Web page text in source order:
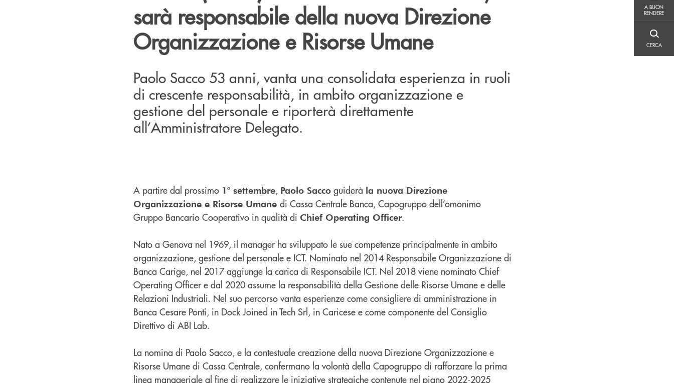
A BUON
RENDERE
CERCA
sarà responsabile della nuova Direzione
Organizzazione e Risorse Umane
Paolo Sacco 53 anni, vanta una consolidata esperienza in ruoli
di crescente responsabilità, in ambito organizzazione e
gestione del personale e riporterà direttamente
all’Amministratore Delegato.
A partire dal prossimo 1° settembre, Paolo Sacco guiderà la nuova Direzione
Organizzazione e Risorse Umane di Cassa Centrale Banca, Capogruppo dell’omonimo
Gruppo Bancario Cooperativo in qualità di Chief Operating Officer.
Nato a Genova nel 1969, il manager ha sviluppato le sue competenze principalmente in ambito
organizzazione, gestione del personale e ICT. Nominato nel 2014 Responsabile Organizzazione di
Banca Carige, nel 2017 aggiunge la carica di Responsabile ICT. Nel 2018 viene nominato Chief
Operating Officer e dal 2020 assume la responsabilità della Gestione delle Risorse Umane e delle
Relazioni Industriali. Nel suo percorso vanta esperienze come consigliere di amministrazione in
Banca Cesare Ponti, in Dock Joined in Tech Srl, in Caricese e come componente del Consiglio
Direttivo di ABI Lab.
La nomina di Paolo Sacco, e la contestuale creazione della nuova Direzione Organizzazione e
Risorse Umane di Cassa Centrale, confermano la volontà della Capogruppo di rafforzare la prima
linea manageriale al fine di realizzare le iniziative strategiche contenute nel piano 2022-2025